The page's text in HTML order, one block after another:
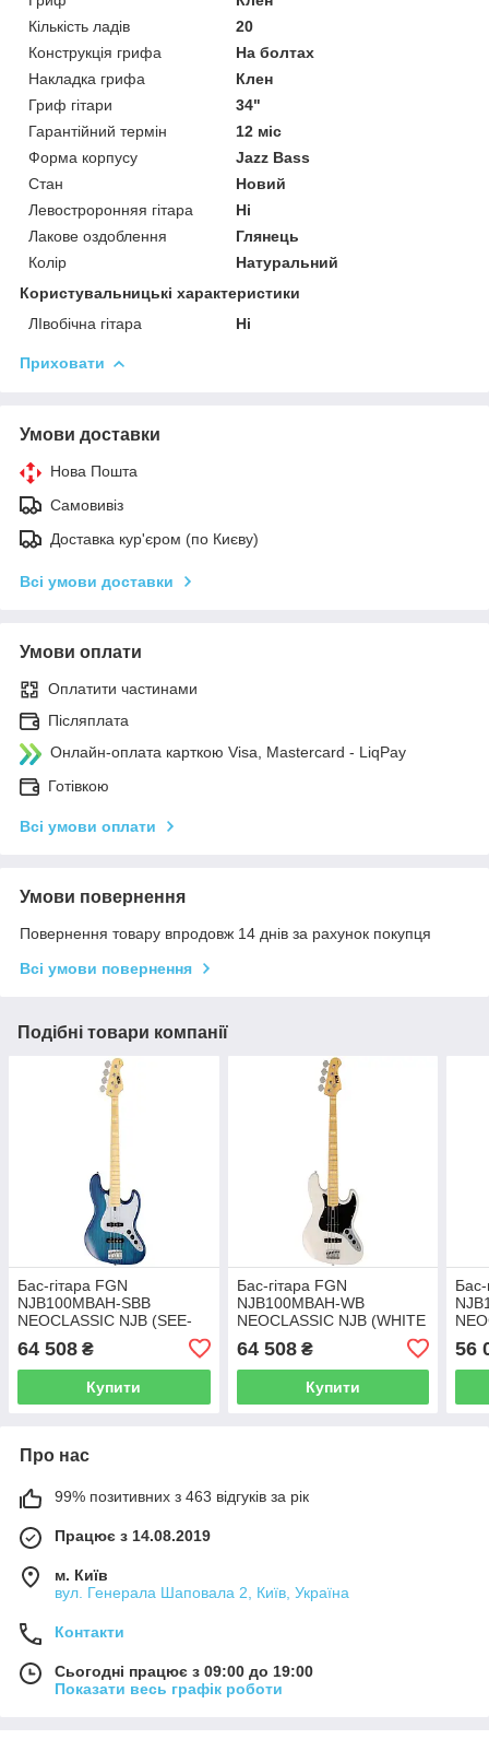
Кількість ладів
20
Конструкція грифа
На болтах
Накладка грифа
Клен
Гриф гітари
34"
Гарантійний термін
12 міс
Форма корпусу
Jazz Bass
Стан
Новий
Левостроронняя гітара
Ні
Лакове оздоблення
Глянець
Колір
Натуральний
Користувальницькі характеристики
ЛІвобічна гітара
Ні
Приховати
Умови доставки
Нова Пошта
Самовивіз
Доставка кур'єром (по Києву)
Всі умови доставки
Умови оплати
Оплатити частинами
Післяплата
Онлайн-оплата карткою Visa, Mastercard - LiqPay
Готівкою
Всі умови оплати
Умови повернення
Повернення товару впродовж 14 днів за рахунок покупця
Всі умови повернення
Подібні товари компанії
Бас-гітара FGN
NJB100MBAH-SBB
NEOCLASSIC NJB (SEE-
64 508 ₴
Купити
Бас-гітара FGN
NJB100MBAH-WB
NEOCLASSIC NJB (WHITE
64 508₴
Купити
Бас-
56
Про нас
99% позитивних з 463 відгуків за рік
Працює з 14.08.2019
м. Київ
вул. Генерала Шаповала 2, Київ, Україна
Контакти
Сьогодні працює з 09:00 до 19:00
Показати весь графік роботи